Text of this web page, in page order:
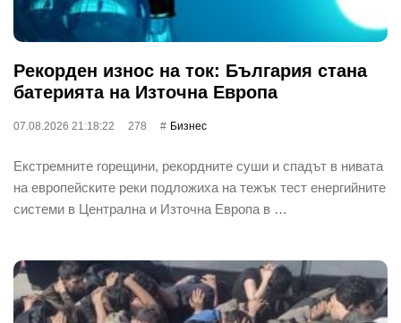
Рекорден износ на ток: България стана
батерията на Източна Европа
07.08.2026 21:18:22 278 Бизнес
Екстремните горещини, рекордните суши и спадът в нивата
на европейските реки подложиха на тежък тест енергийните
системи в Централна и Източна Европа в …